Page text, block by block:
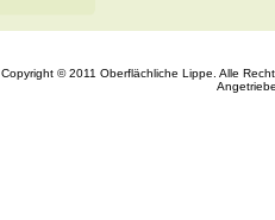
Copyright © 2011 Oberflächliche Lippe. Alle